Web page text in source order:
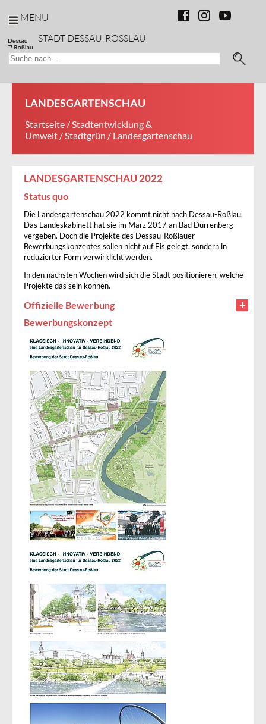
MENU
STADT DESSAU-ROSSLAU
LANDESGARTENSCHAU
Startseite /Stadtentwicklung &
Umwelt /Stadtgrün / Landesgartenschau
LANDESGARTENSCHAU 2022
Status quo
Die Landesgartenschau 2022 kommt nicht nach Dessau-Roßlau.
Das Landeskabinett hat sie im März 2017 an Bad Dürrenberg
vergeben. Doch die Projekte des Dessau-Roßlauer
Bewerbungskonzeptes sollen nicht auf Eis gelegt, sondern in
reduzierter Form verwirklicht werden.
In den nächsten Wochen wird sich die Stadt positionieren, welche
Projekte das sein können.
Offizielle Bewerbung
Bewerbungskonzept